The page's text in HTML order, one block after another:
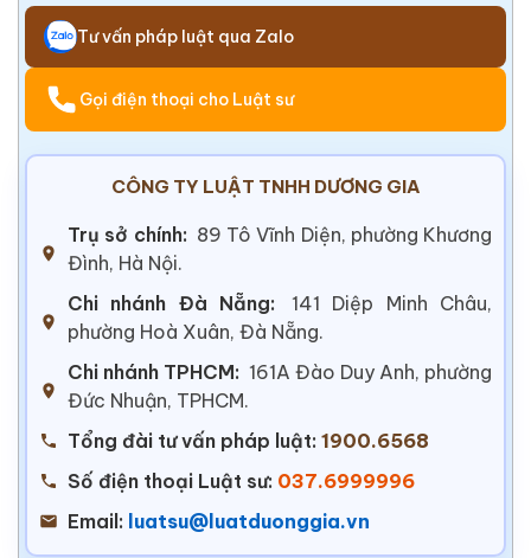
Tư vấn pháp luật qua Zalo
Gọi điện thoại cho Luật sư
CÔNG TY LUẬT TNHH DƯƠNG GIA
Trụ sở chính: 89 Tô Vĩnh Diện, phường Khương
Đình, Hà Nội.
Chi nhánh Đà Nẵng:
141 Diệp Minh Châu,
phường Hoà Xuân, Đà Nẵng.
Chi nhánh TPHCM: 161A Đào Duy Anh, phường
Đức Nhuận, TPHCM.
Tổng đài tư vấn pháp luật: 1900.6568
Số điện thoại Luật sư: 037.6999996
Email: luatsu@luatduonggia.vn